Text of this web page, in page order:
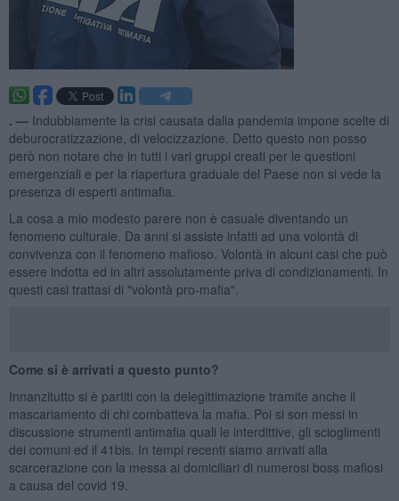
. — Indubbiamente la crisi causata dalla pandemia impone scelte di
deburocratizzazione, di velocizzazione. Detto questo non posso
però non notare che in tutti i vari gruppi creati per le questioni
emergenziali e per la riapertura graduale del Paese non si vede la
presenza di esperti antimafia.
La cosa a mio modesto parere non è casuale diventando un
fenomeno culturale. Da anni si assiste infatti ad una volontà di
convivenza con il fenomeno mafioso. Volontà in alcuni casi che può
essere indotta ed in altri assolutamente priva di condizionamenti. In
questi casi trattasi di "volontà pro-mafia".
Come si è arrivati a questo punto?
Innanzitutto si è partiti con la delegittimazione tramite anche il
mascariamento di chi combatteva la mafia. Poi si son messi in
discussione strumenti antimafia quali le interdittive, gli scioglimenti
dei comuni ed il 41bis. In tempi recenti siamo arrivati alla
scarcerazione con la messa ai domiciliari di numerosi boss mafiosi
a causa del covid 19.